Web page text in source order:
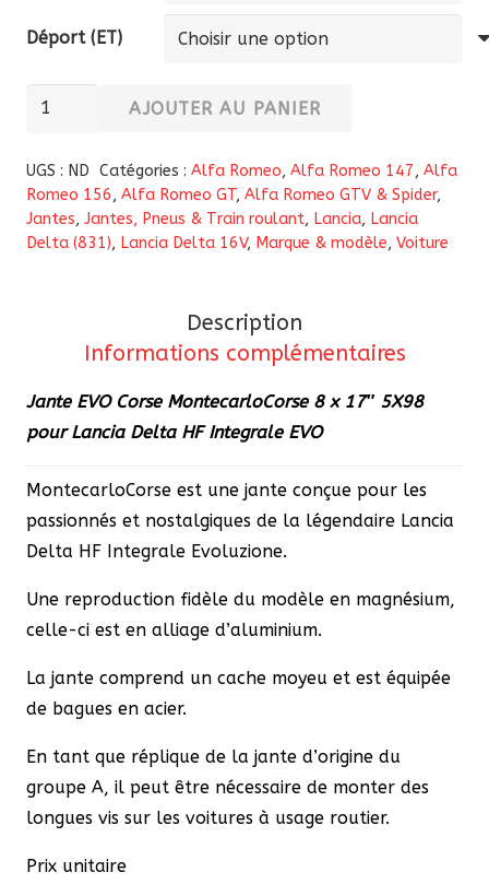
Déport (ET)
quantité
EVO
Corse
MontecarloCorse
pour
Lancia
HF
Integrale
EVO
AJOUTER AU PANIER
UGS : ND Catégories : Alfa Romeo, Alfa Romeo 147, Alfa
Romeo 156, Alfa Romeo GT, Alfa Romeo GTV & Spider,
Jantes, Jantes, Pneus & Train roulant, Lancia, Lancia
Delta (831), Lancia Delta 16V, Marque & modèle, Voiture
Description
Informations complémentaires
Jante EVO Corse MontecarloCorse 8 x 17″ 5X98
pour Lancia Delta HF Integrale EVO
MontecarloCorse est une jante conçue pour les
passionnés et nostalgiques de la légendaire Lancia
Delta HF Integrale Evoluzione.
Une reproduction fidèle du modèle en magnésium,
celle-ci est en alliage d’aluminium.
La jante comprend un cache moyeu et est équipée
de bagues en acier.
En tant que réplique de la jante d’origine du
groupe A, il peut être nécessaire de monter des
longues vis sur les voitures à usage routier.
Prix unitaire